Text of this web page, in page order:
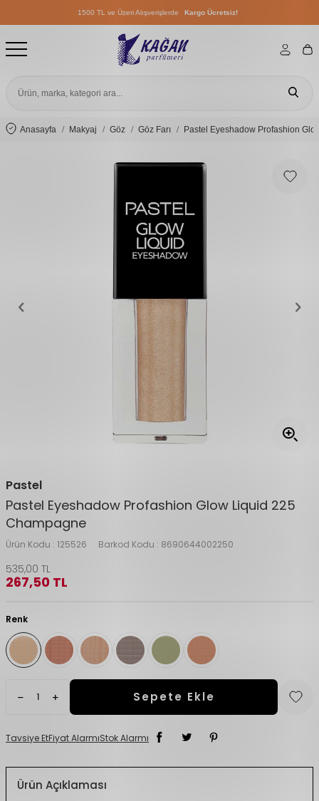
1500 TL ve Üzeri Alışverişlerde Kargo Ücretsiz!
1500 TL ve Üzeri Alışverişlerde
1500 TL ve Üzeri Alışverişlerde
Anasayfa Makyaj Göz Göz Farı Pastel Eyeshadow Profashion
Pastel
Pastel Eyeshadow Profashion Glow Liquid 225
Champagne
Ürün Kodu : 125526 Barkod Kodu : 8690644002250
535,00 TL
267,50 TL
Renk
Sepete Ekle
Tavsiye EtFiyat AlarmıStok Alarmı
Ürün Açıklaması